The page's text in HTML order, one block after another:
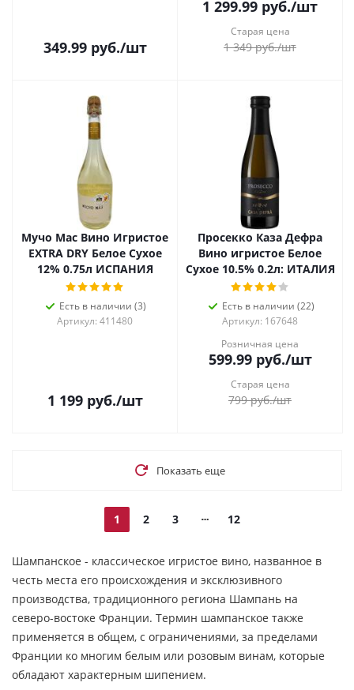
349.99руб./шт
1 299.99 руб./шт
Старая цена
1 349руб./шт
Мучо Мас Вино Игристое
EXTRA DRY Белое Сухое
12% 0.75л ИСПАНИЯ
Есть в наличии (3)
Артикул: 411480
1 199руб./шт
Просекко Каза Дефра
Вино игристое Белое
Сухое 10.5% 0.2л: ИТАЛИЯ
Есть в наличии (22)
Артикул: 167648
Розничная цена
599.99руб./шт
Старая цена
799руб./шт
Показать еще
1 2 3 12
Шампанское - классическое игристое вино, названное в
честь места его происхождения и эксклюзивного
производства, традиционного региона Шампань на
северо-востоке Франции. Термин шампанское также
применяется в общем, с ограничениями, за пределами
Франции ко многим белым или розовым винам, которые
обладают характерным шипением.